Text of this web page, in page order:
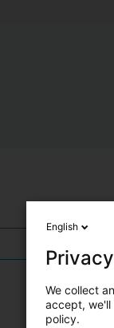
English
We collect
accept, we'll
policy.